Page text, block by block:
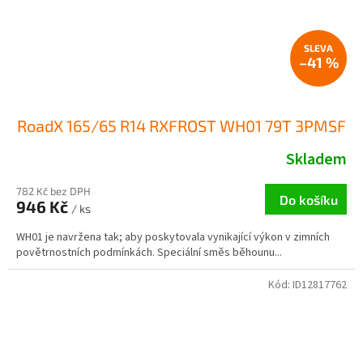
–41 %
RoadX 165/65 R14 RXFROST WH01 79T 3PMSF
Skladem
782 Kč bez DPH
946 Kč / ks
Do košíku
WH01 je navržena tak; aby poskytovala vynikající výkon v zimních
povětrnostních podmínkách. Speciální směs běhounu...
Kód: ID12817762